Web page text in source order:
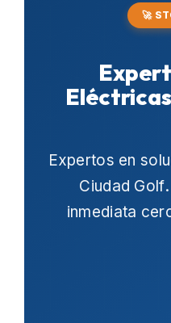
🚀
Expertos en
Ciudad Golf
inmediata